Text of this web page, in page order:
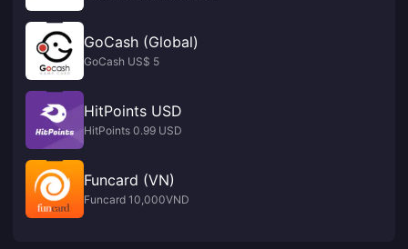
GoCash (Global)
GoCash US$ 5
HitPoints USD
HitPoints 0.99 USD
Funcard (VN)
Funcard 10,000VND